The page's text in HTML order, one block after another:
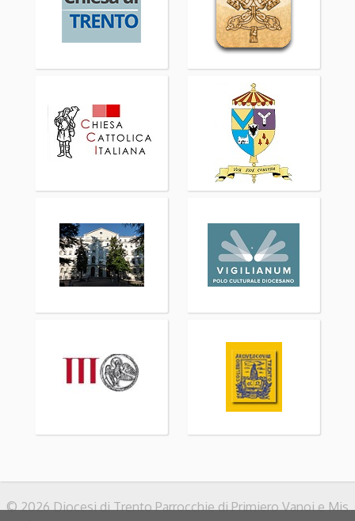
© 2026 Diocesi di Trento Parrocchie di Primiero Vanoi e Mis